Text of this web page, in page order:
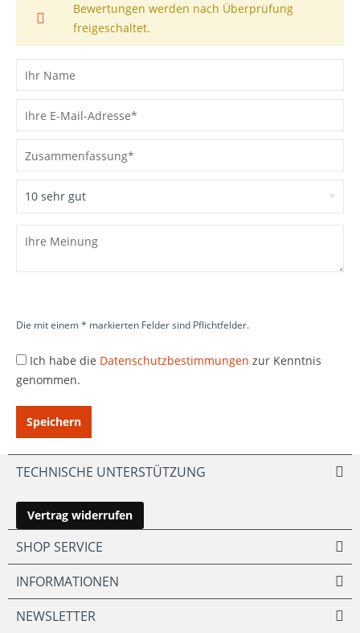
Bewertungen werden nach Überprüfung
freigeschaltet.
Die mit einem * markierten Felder sind Pflichtfelder.
Ich habe die Datenschutzbestimmungen zur Kenntnis
genommen.
Speichern
TECHNISCHE UNTERSTÜTZUNG
Vertrag widerrufen
SHOP SERVICE
INFORMATIONEN
NEWSLETTER